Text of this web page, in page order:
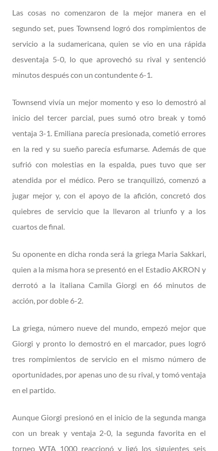
Las cosas no comenzaron de la mejor manera en el
segundo set, pues Townsend logró dos rompimientos de
servicio a la sudamericana, quien se vio en una rápida
desventaja 5-0, lo que aprovechó su rival y sentenció
minutos después con un contundente 6-1.
Townsend vivía un mejor momento y eso lo demostró al
inicio del tercer parcial, pues sumó otro break y tomó
ventaja 3-1. Emiliana parecía presionada, cometió errores
en la red y su sueño parecía esfumarse. Además de que
sufrió con molestias en la espalda, pues tuvo que ser
atendida por el médico. Pero se tranquilizó, comenzó a
jugar mejor y, con el apoyo de la afición, concretó dos
quiebres de servicio que la llevaron al triunfo y a los
cuartos de final.
Su oponente en dicha ronda será la griega Maria Sakkari,
quien a la misma hora se presentó en el Estadio AKRON y
derrotó a la italiana Camila Giorgi en 66 minutos de
acción, por doble 6-2.
La griega, número nueve del mundo, empezó mejor que
Giorgi y pronto lo demostró en el marcador, pues logró
tres rompimientos de servicio en el mismo número de
oportunidades, por apenas uno de su rival, y tomó ventaja
en el partido.
Aunque Giorgi presionó en el inicio de la segunda manga
con un break y ventaja 2-0, la segunda favorita en el
torneo WTA 1000 reaccionó y ligó los siguientes seis